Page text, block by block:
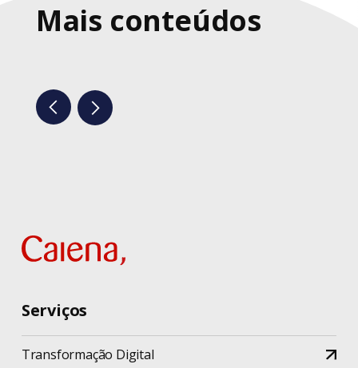
Mais conteúdos
Serviços
Transformação Digital